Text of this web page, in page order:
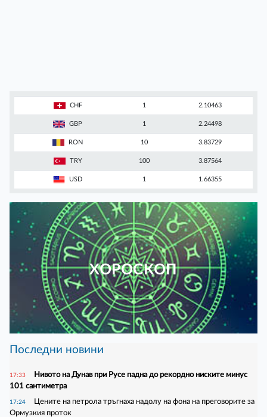
CHF 1 2.10463
GBP 1 2.24498
RON 10 3.83729
TRY 100 3.87564
USD 1 1.66355
ХОРОСКОП
Последни новини
17:33
Нивото на Дунав при Русе падна до рекордно ниските минус
101 сантиметра
17:24
Цените на петрола тръгнаха надолу на фона на преговорите за
Ормузкия проток